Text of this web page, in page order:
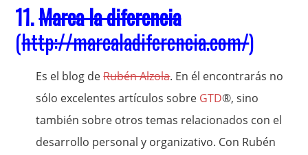
11.Marca la diferencia
(http://marcaladiferencia.com/)
Es el blog deRubén Alzola. En él encontrarás no
sólo excelentes artículos sobre GTD®, sino
también sobre otros temas relacionados con el
desarrollo personal y organizativo. Con Rubén